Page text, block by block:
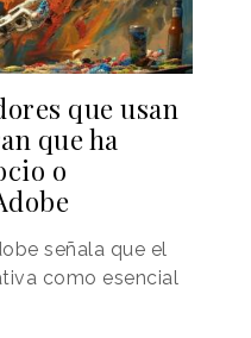
que usan
que ha
o
señala que el
como esencial